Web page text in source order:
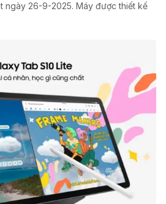
ngày 26-9-2025. Máy được thiết kế